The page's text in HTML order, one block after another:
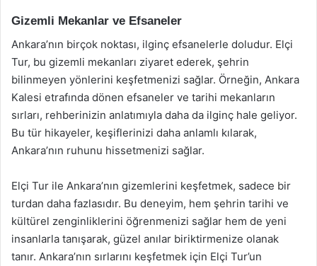
Gizemli Mekanlar ve Efsaneler
Ankara’nın birçok noktası, ilginç efsanelerle doludur. Elçi
Tur, bu gizemli mekanları ziyaret ederek, şehrin
bilinmeyen yönlerini keşfetmenizi sağlar. Örneğin, Ankara
Kalesi etrafında dönen efsaneler ve tarihi mekanların
sırları, rehberinizin anlatımıyla daha da ilginç hale geliyor.
Bu tür hikayeler, keşiflerinizi daha anlamlı kılarak,
Ankara’nın ruhunu hissetmenizi sağlar.
Elçi Tur ile Ankara’nın gizemlerini keşfetmek, sadece bir
turdan daha fazlasıdır. Bu deneyim, hem şehrin tarihi ve
kültürel zenginliklerini öğrenmenizi sağlar hem de yeni
insanlarla tanışarak, güzel anılar biriktirmenize olanak
tanır. Ankara’nın sırlarını keşfetmek için Elçi Tur’un